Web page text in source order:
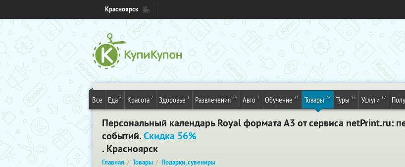
Красноярск
Все Еда 6 Красота 2 Здоровье 1 Развлечения 24 Авто 1 Обучение 31 Товары 26 Туры 13 Услуги 12
Персональный календарь Royal формата А3 от сервиса netPrint.ru:
событий.Скидка 56%
. Красноярск
Главная Товары Подарки, сувениры